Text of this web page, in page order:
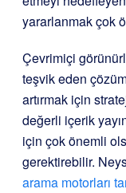
yararlanmak çok
Çevrimiçi
teşvik eden
artırmak için
değerli içerik
için çok önemli
gerektirebilir.
arama motorları